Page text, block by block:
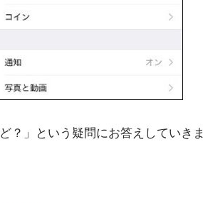
？」という疑問にお答えしていきま